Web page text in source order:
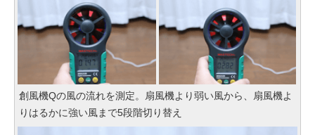
創風機Qの風の流れを測定。扇風機より弱い風から、扇風機よ
りはるかに強い風まで5段階切り替え